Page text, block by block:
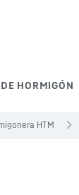
HORMIGÓN
HTM